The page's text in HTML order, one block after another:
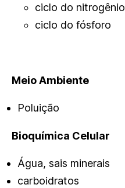
ciclo do nitrogênio
ciclo do fósforo
Meio Ambiente
Poluição
Bioquímica Celular
Água, sais minerais
carboidratos